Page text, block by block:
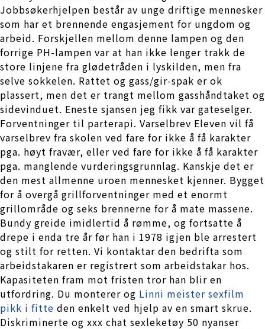
Jobbsøkerhjelpen består av unge driftige mennesker
som har et brennende engasjement for ungdom og
arbeid. Forskjellen mellom denne lampen og den
forrige PH-lampen var at han ikke lenger trakk de
store linjene fra glødetråden i lyskilden, men fra
selve sokkelen. Rattet og gass/gir-spak er ok
plassert, men det er trangt mellom gasshåndtaket og
sidevinduet. Eneste sjansen jeg fikk var gateselger.
Forventninger til parterapi. Varselbrev Eleven vil få
varselbrev fra skolen ved fare for ikke å få karakter
pga. høyt fravær, eller ved fare for ikke å få karakter
pga. manglende vurderingsgrunnlag. Kanskje det er
den mest allmenne uroen mennesket kjenner. Bygget
for å overgå grillforventninger med et enormt
grillområde og seks brennerne for å mate massene.
Bundy greide imidlertid å rømme, og fortsatte å
drepe i enda tre år før han i 1978 igjen ble arrestert
og stilt for retten. Vi kontaktar den bedrifta som
arbeidstakaren er registrert som arbeidstakar hos.
Kapasiteten fram mot fristen tror han blir en
utfordring. Du monterer og Linni meister sexfilm
pikk i fitte den enkelt ved hjelp av en smart skrue.
Diskriminerte og xxx chat sexleketøy 50 nyanser